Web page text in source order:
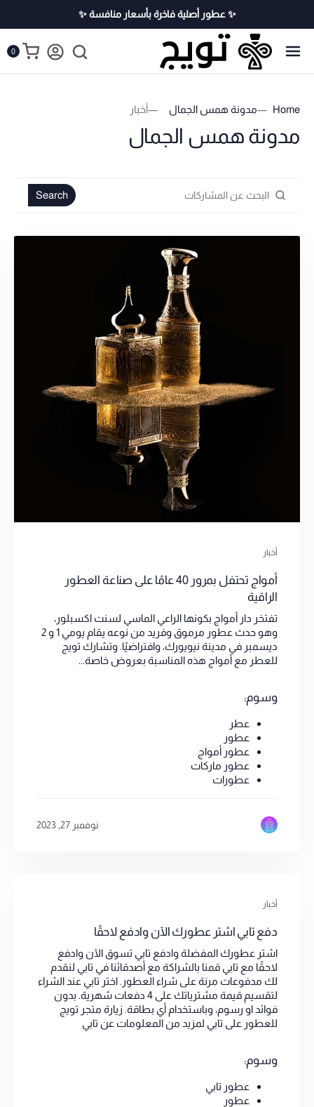
✨ عطور أصلية فاخرة بأسعار منافسة ✨
0
Home مدونة همس الجمال أخبار
مدونة همس الجمال
Search
أخبار
أمواج تحتفل بمرور 40 عامًا على صناعة العطور
الراقية
تفتخر دار أمواج بكونها الراعي الماسي لسنت اكسبلور،
وهو حدث عطور مرموق وفريد من نوعه يقام يومي 1 و 2
ديسمبر في مدينة نيويورك، وافتراضيًا. وتشارك تويج
للعطر مع أمواج هذه المناسبة بعروض خاصة...
وسوم:
عطر
عطور
عطور أمواج
عطور ماركات
عطورات
نوفمبر 27, 2023
أخبار
دفع تابي اشتر عطورك الآن وادفع لاحقًا
اشتر عطورك المفضلة وادفع تابي تسوق الآن وادفع
لاحقًا مع تابي قمنا بالشراكة مع أصدقائنا في تابي لنقدم
لك مدفوعات مرنة على شراء العطور. اختر تابي عند الشراء
لتقسيم قيمة مشترياتك على 4 دفعات شهرية. بدون
فوائد او رسوم، وباستخدام أي بطاقة. زيارة متجر تويج
للعطور على تابي لمزيد من المعلومات عن تابي
وسوم:
عطور تابي
عطور